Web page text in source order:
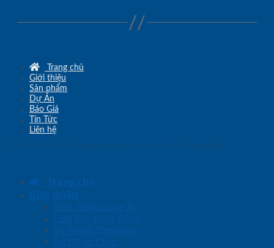
Trang chủ
Giới thiệu
Sản phẩm
Dự Án
Báo Giá
Tin Tức
Liên hệ
Trang chủ
Giới thiệu
Giới Thiệu Công Ty
Lĩnh Vực Hoạt Động
Sứ Mệnh Tầm Nhìn
Sơ Đồ Tổ Chức